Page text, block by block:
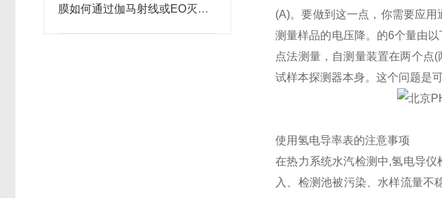
膜如何通过伽马射线或EO灭菌
(A)。要做到这一点，你需要应
测量样品的电压降。的6个量由
点法测量，自测量装置在两个点
试样本探测器本身。这个问题是
使用氢电导率表的注意事项
在热力系统水汽检测中,氢电导
入、检测池被污染、水样流量不